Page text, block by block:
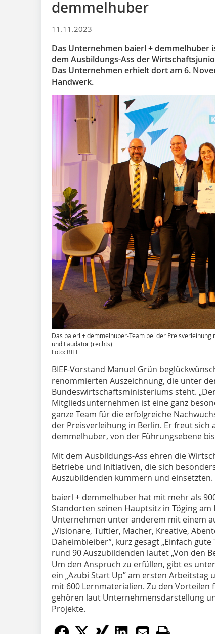
demmelhuber
11.11.2023
Das Unternehmen baierl +
dem Ausbildungs-Ass der
Das Unternehmen erhielt dort am 6.
Handwerk.
Das baierl + demmelhuber-Team bei der
und Laudator (rechts)
Foto: BIEF
BIEF-Vorstand Manuel Grün
renommierten Auszeichnung, die unter
Bundeswirtschaftsministeriums steht.
Mitgliedsunternehmen ist eine ganz
ganze Team für die erfolgreiche
der Preisverleihung in Berlin. Er freut
demmelhuber, von der Führungsebene
Mit dem Ausbildungs-Ass ehren die
Betriebe und Initiativen, die sich
Auszubildenden kümmern und einsetzten.
baierl + demmelhuber hat mit mehr als
Standorten seinen Hauptsitz in Töging
Unternehmen unter anderem mit einem
„Visionäre, Tüftler, Macher, Kreative,
Daheimbleiber”, kurz gesagt „Einfach
rund 90 Auszubildenden lautet „Von den
Um den Anspruch zu erfüllen, gibt es
ein „Azubi Start Up” am ersten
mit 600 Lernmaterialien. Zu den Vorteilen
gehören laut Unternehmensdarstellung
Projekte.